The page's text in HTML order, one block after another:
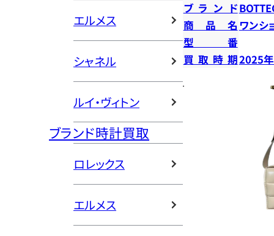
エルメス
シャネル
ルイ・ヴィトン
ブランド時計買取
ロレックス
エルメス
ブランド
商品名 ワンシ
型番
買取時期2025